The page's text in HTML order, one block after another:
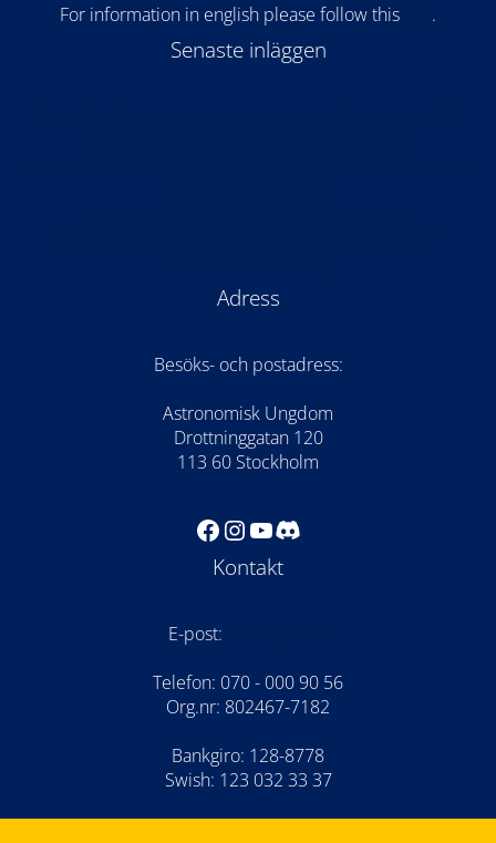
For information in english please follow this
.
Senaste inläggen
Adress
Besöks- och postadress:
Astronomisk Ungdom
Drottninggatan 120
113 60 Stockholm
Facebook
Instagram
YouTube
Discord
Kontakt
E-post:
Telefon: 070 - 000 90 56
Org.nr: 802467-7182
Bankgiro: 128-8778
Swish: 123 032 33 37